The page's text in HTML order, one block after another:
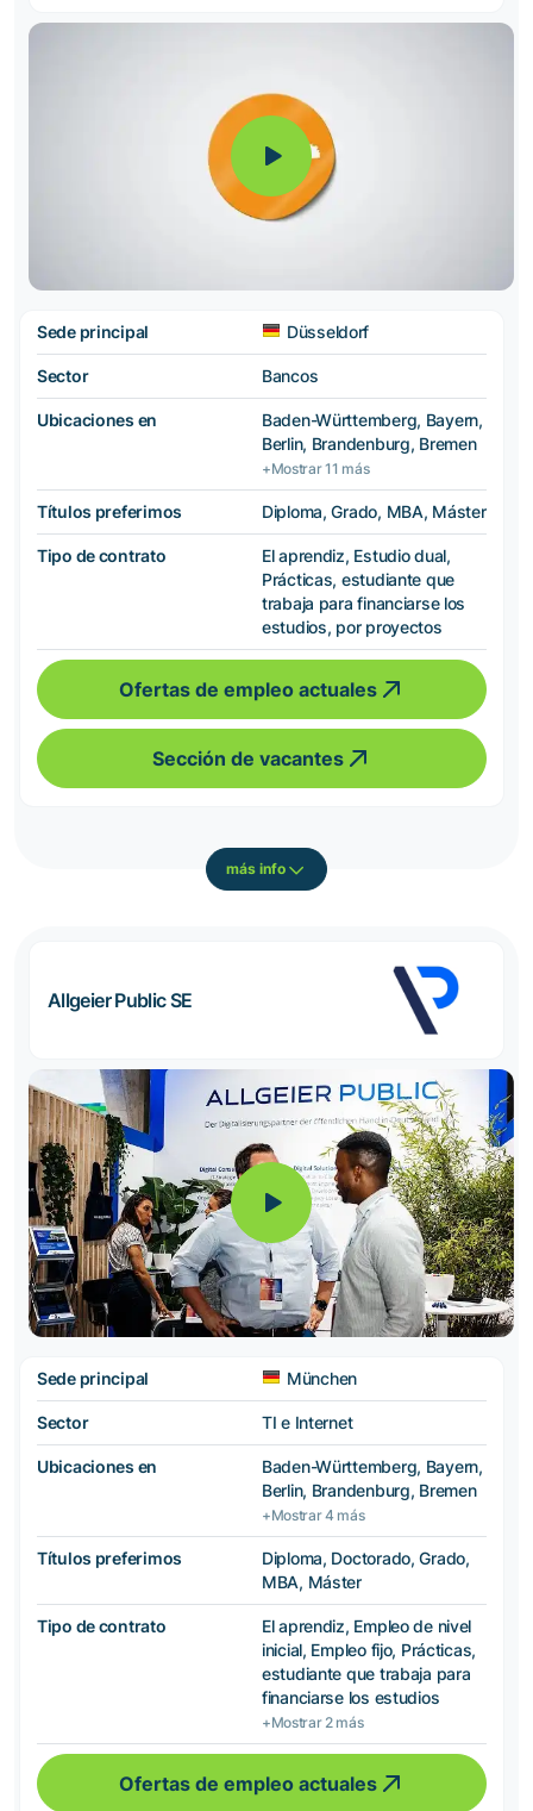
Sede principal Düsseldorf
Sector Bancos
Ubicaciones en
Baden-Württemberg, Bayern,
Berlin, Brandenburg, Bremen
+Mostrar 11 más
Títulos preferimos Diploma, Grado, MBA, Máster
Tipo de contrato
El aprendiz, Estudio dual,
Prácticas, estudiante que
trabaja para financiarse los
estudios, por proyectos
Ofertas de empleo actuales
Sección de vacantes
más info
Allgeier Public SE
Sede principal München
Sector TI e Internet
Ubicaciones en
Baden-Württemberg, Bayern,
Berlin, Brandenburg, Bremen
+Mostrar 4 más
Títulos preferimos
Diploma, Doctorado, Grado,
MBA, Máster
Tipo de contrato
El aprendiz, Empleo de nivel
inicial, Empleo fijo, Prácticas,
estudiante que trabaja para
financiarse los estudios
+Mostrar 2 más
Ofertas de empleo actuales